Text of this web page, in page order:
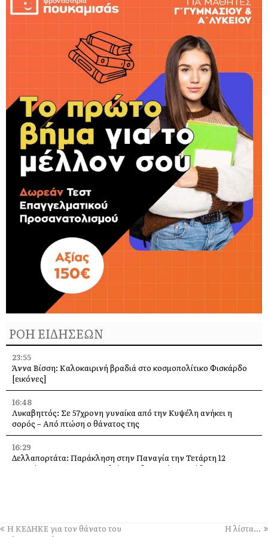
ΡΟΗ ΕΙΔΗΣΕΩΝ
23:55
Άννα Βίσση: Καλοκαιρινή βραδιά στο κοσμοπολίτικο Φισκάρδο
[εικόνες]
16:48
Λυκαβηττός: Σε 57χρονη γυναίκα από την Κυψέλη ανήκει η
σορός – Από πτώση ο θάνατος της
16:29
Δελλαπορτάτα: Παράκληση στην Παναγία την Τετάρτη 12
Αυγούστου –Θα προσφερθεί παραδοσιακή ριγανάδα
Η ΚΕΔΗΚΕ για τον θάνατο του
Η λίστα…